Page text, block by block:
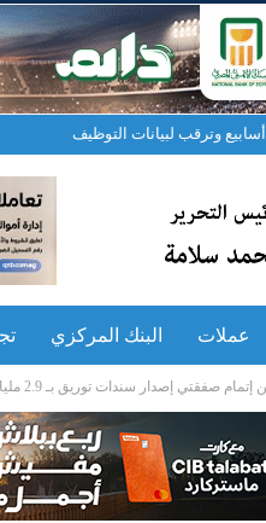
عملات البنك المركزي
سندات توريق بـ 2.9 مليار جنيه لصالح «تمويل» و«جلوبال كورب»